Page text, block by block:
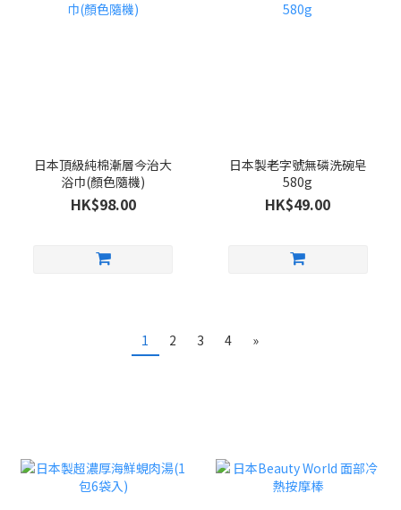
日本頂級純棉漸層今治大
浴巾(顏色隨機)
HK$98.00
日本製老字號無磷洗碗皂
580g
HK$49.00
1 2 3 4 »